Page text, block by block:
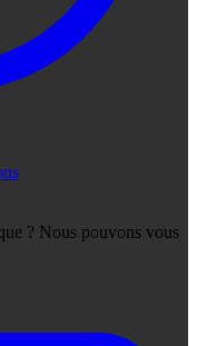
? Nous pouvons vous